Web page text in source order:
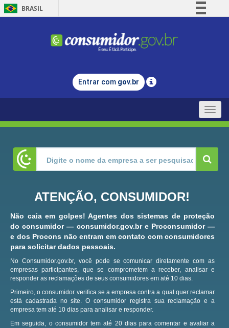
BRASIL
Comunica BR
Legislação
Entrar com gov.br
Toggle
ATENÇÃO, CONSUMIDOR!
Não caia em golpes! Agentes dos sistemas de proteção
do consumidor — consumidor.gov.br e Proconsumidor —
e dos Procons não entram em contato com consumidores
para solicitar dados pessoais.
No Consumidor.gov.br, você pode se comunicar diretamente com as
empresas participantes, que se comprometem a receber, analisar e
responder as reclamações de seus consumidores em até 10 dias.
Primeiro, o consumidor verifica se a empresa contra a qual quer reclamar
está cadastrada no site.O consumidor registra sua reclamação e a
empresa tem até 10 dias para analisar e responder.
Em seguida, o consumidor tem até 20 dias para comentar e avaliar a